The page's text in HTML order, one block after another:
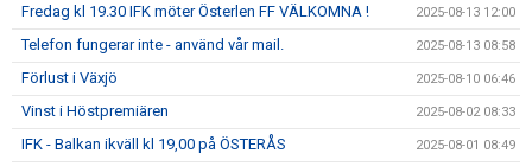
Fredag kl 19.30 IFK möter Österlen FF VÄLKOMNA ! 2025-08-13 12:00
Telefon fungerar inte - använd vår mail. 2025-08-13 08:58
Förlust i Växjö 2025-08-10 06:46
Vinst i Höstpremiären 2025-08-02 08:33
IFK - Balkan ikväll kl 19,00 på ÖSTERÅS 2025-08-01 08:49